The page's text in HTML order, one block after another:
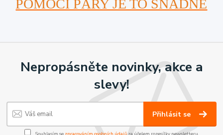
POMOCÍ PÁRY JE TO SNADNÉ
Nepropásněte novinky, akce a
slevy!
Přihlásit se
Souhlasím se zpracováním osobních údajůza účelem rozesílky newsletteru.